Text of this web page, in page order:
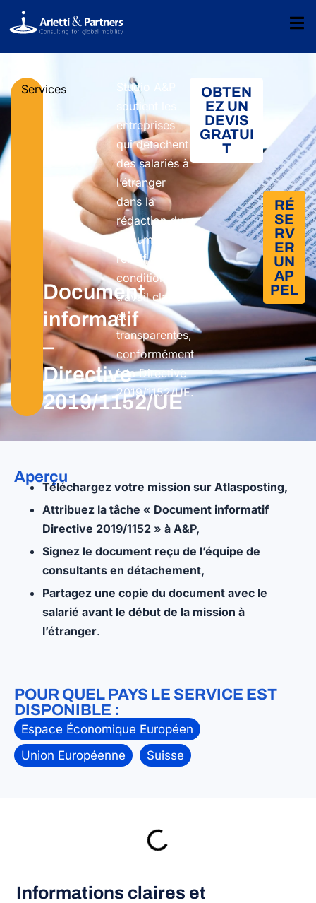
Services
Document
informatif
–
Directive
2019/1152/UE
Studio A&P
soutient les
entreprises
qui détachent
des salariés à
l’étranger
dans la
rédaction du
document
relatif à des
conditions de
travail claires
et
transparentes,
conformément
à la Directive
2019/1152/UE.
OBTEN
EZ UN
DEVIS
GRATUI
T
RÉ
SE
RV
ER
UN
AP
PEL
Aperçu
Téléchargez votre mission sur Atlasposting,
Attribuez la tâche « Document informatif
Directive 2019/1152 » à A&P,
Signez le document reçu de l’équipe de
consultants en détachement,
Partagez une copie du document avec le
salarié avant le début de la mission à
l’étranger.
POUR QUEL PAYS LE SERVICE EST
DISPONIBLE :
Espace Économique Européen
Union Européenne
Suisse
Informations claires et